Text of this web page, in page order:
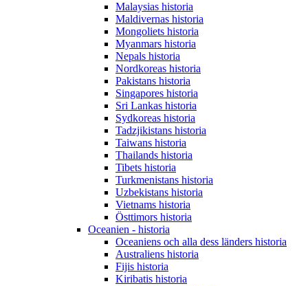
Malaysias historia
Maldivernas historia
Mongoliets historia
Myanmars historia
Nepals historia
Nordkoreas historia
Pakistans historia
Singapores historia
Sri Lankas historia
Sydkoreas historia
Tadzjikistans historia
Taiwans historia
Thailands historia
Tibets historia
Turkmenistans historia
Uzbekistans historia
Vietnams historia
Östtimors historia
Oceanien - historia
Oceaniens och alla dess länders historia
Australiens historia
Fijis historia
Kiribatis historia